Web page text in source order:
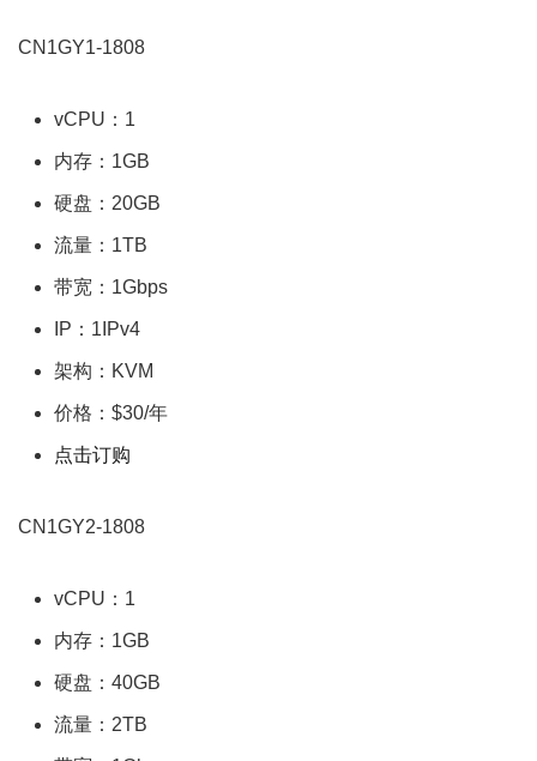
CN1GY1-1808
vCPU：1
内存：1GB
硬盘：20GB
流量：1TB
带宽：1Gbps
IP：1IPv4
架构：KVM
价格：$30/年
点击订购
CN1GY2-1808
vCPU：1
内存：1GB
硬盘：40GB
流量：2TB